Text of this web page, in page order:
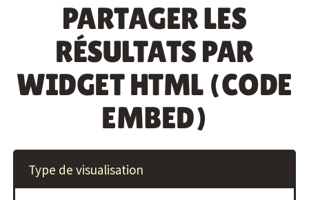
PARTAGER LES
RÉSULTATS PAR
WIDGET HTML (CODE
EMBED)
Type de visualisation